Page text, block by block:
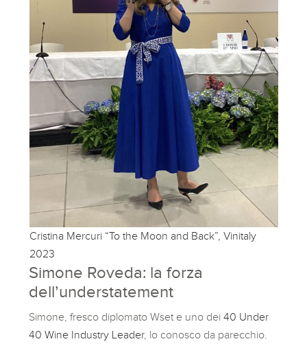
Cristina Mercuri “To the Moon and Back”, Vinitaly
2023
Simone Roveda: la forza
dell’understatement
Simone, fresco diplomato Wset e uno dei40 Under
40 Wine Industry Leader, lo conosco da parecchio.